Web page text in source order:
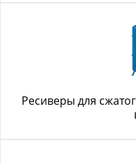
Ресиверы для